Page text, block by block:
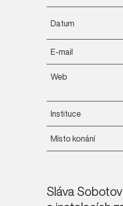
Datum
E-mail
Web
Instituce
Místo konání
Sláva